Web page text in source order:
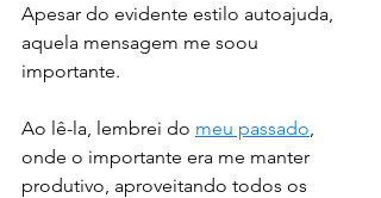
Apesar do evidente estilo autoajuda,
aquela mensagem me soou
importante.
Ao lê-la, lembrei do meu passado
onde o importante era me manter
produtivo, aproveitando todos os